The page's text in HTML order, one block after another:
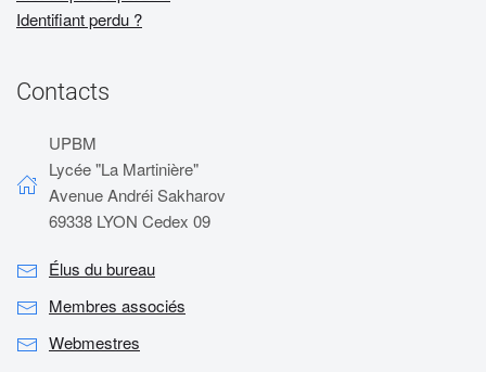
Identifiant perdu ?
Contacts
UPBM
Lycée "La Martinière"
Avenue Andréi Sakharov
69338 LYON Cedex 09
Élus du bureau
Membres associés
Webmestres